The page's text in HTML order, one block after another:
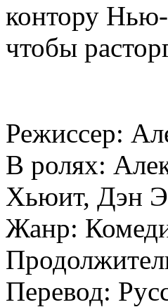
контору
чтобы
Режиссер:
В ролях:
Хьюит, Дэн
Жанр:
Перевод: